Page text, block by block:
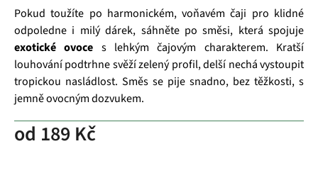
od 189 Kč
Pokud toužíte po harmonickém, voňavém čaji pro klidné
odpoledne i milý dárek, sáhněte po směsi, která spojuje
exotické ovoce s lehkým čajovým charakterem. Kratší
louhování podtrhne svěží zelený profil, delší nechá vystoupit
tropickou nasládlost. Směs se pije snadno, bez těžkosti, s
jemně ovocným dozvukem.